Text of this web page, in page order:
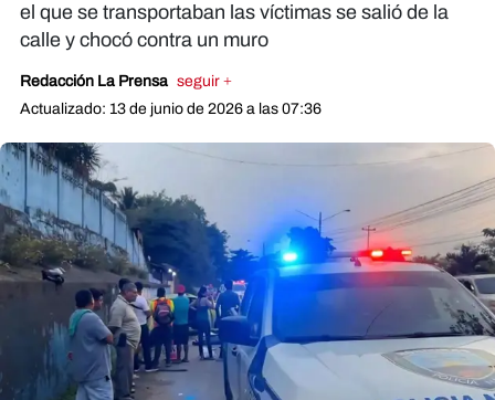
el que se transportaban las víctimas se salió de la
calle y chocó contra un muro
Redacción La Prensa seguir +
Actualizado: 13 de junio de 2026 a las 07:36